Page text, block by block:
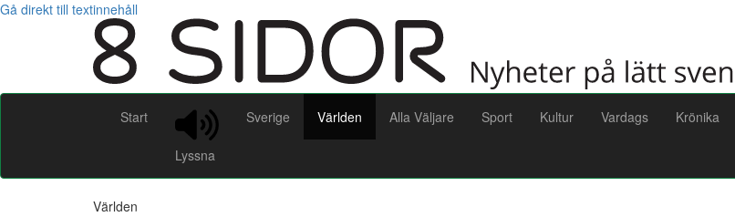
Gå direkt till textinnehåll
Start
Lyssna
Sverige Världen Alla Väljare Sport Kultur Vardags Krönika
Världen